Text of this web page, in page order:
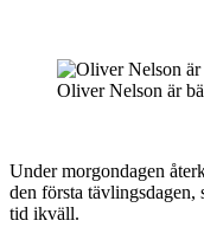
Oliver Nelson är
Under morgondagen
den första tävlingsdagen,
tid ikväll.